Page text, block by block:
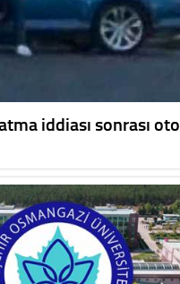
iddiası sonrası